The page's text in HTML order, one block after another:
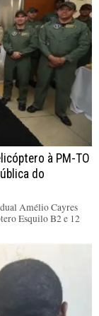
à PM-TO
do
Amélio Cayres
Esquilo B2 e 12